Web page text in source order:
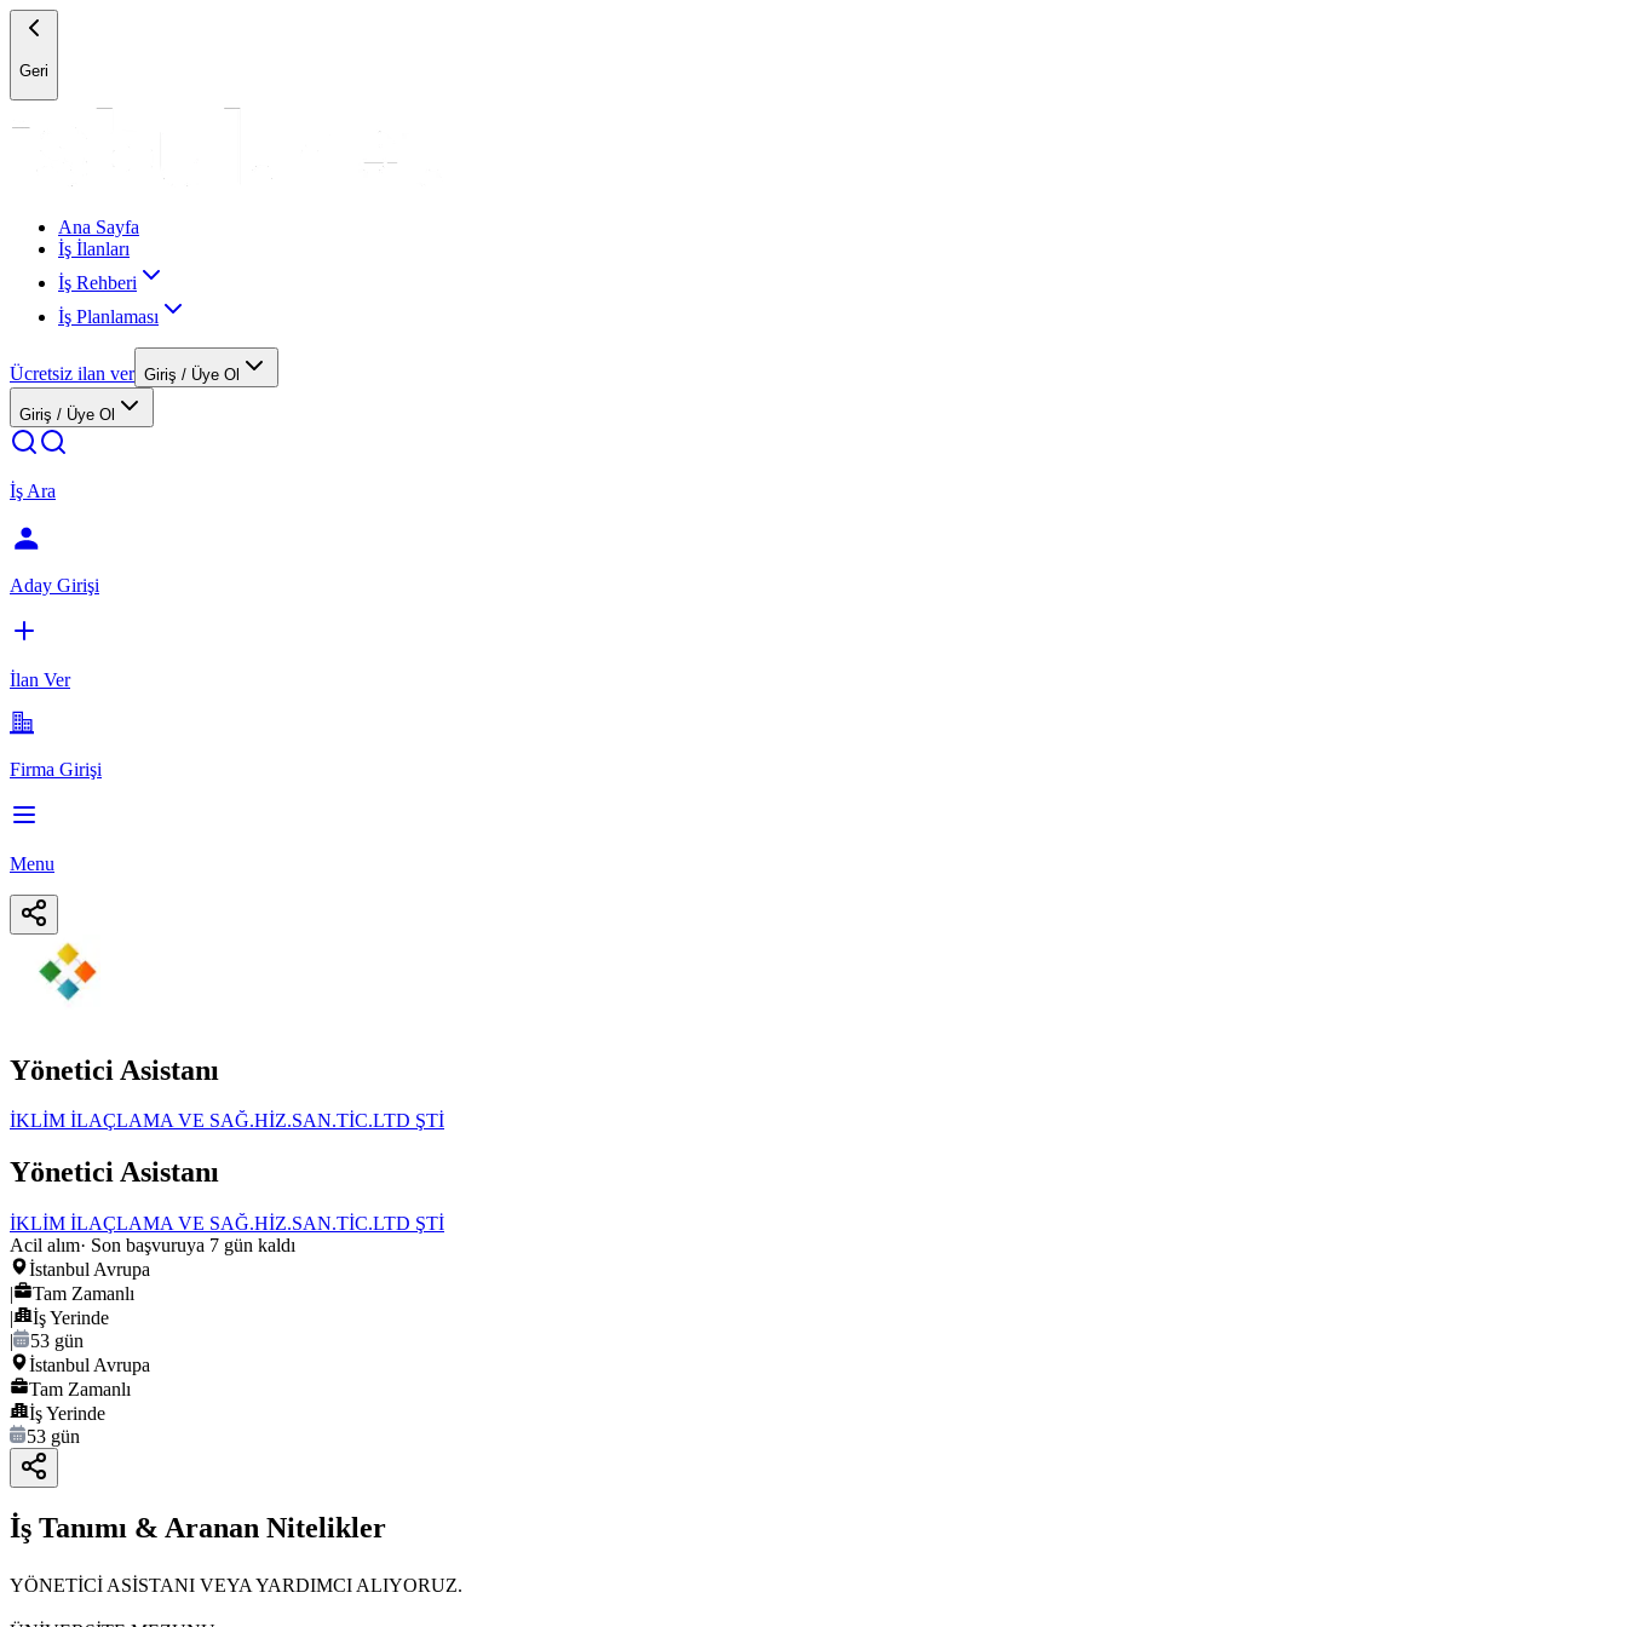
Geri
Ana Sayfa
İş İlanları
İş Rehberi
İş Planlaması
Ücretsiz ilan ver Giriş / Üye Ol
Giriş / Üye Ol
İş Ara
Aday Girişi
İlan Ver
Firma Girişi
Menu
Yönetici Asistanı
İKLİM İLAÇLAMA VE SAĞ.HİZ.SAN.TİC.LTD ŞTİ
Yönetici Asistanı
İKLİM İLAÇLAMA VE SAĞ.HİZ.SAN.TİC.LTD ŞTİ
Acil alım· Son başvuruya 7 gün kaldı
İstanbul Avrupa
|
Tam Zamanlı
|
İş Yerinde
|
53 gün
İstanbul Avrupa
Tam Zamanlı
İş Yerinde
53 gün
İş Tanımı & Aranan Nitelikler
YÖNETİCİ ASİSTANI VEYA YARDIMCI ALIYORUZ.